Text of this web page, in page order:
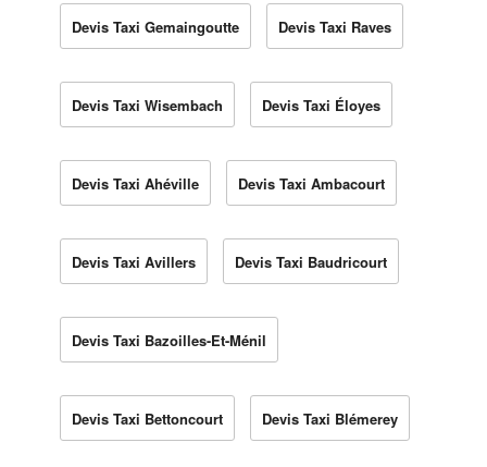
Devis Taxi Gemaingoutte Devis Taxi Raves
Devis Taxi Wisembach Devis Taxi Éloyes
Devis Taxi Ahéville Devis Taxi Ambacourt
Devis Taxi Avillers Devis Taxi Baudricourt
Devis Taxi Bazoilles-Et-Ménil
Devis Taxi Bettoncourt Devis Taxi Blémerey